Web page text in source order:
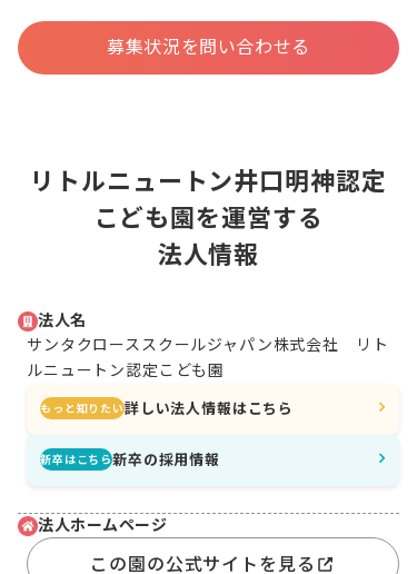
募集状況を問い合わせる
リトルニュートン井口明神認定
こども園を運営する
法人情報
法人名
サンタクローススクールジャパン株式会社 リト
ルニュートン認定こども園
もっと知りたい詳しい法人情報はこちら
新卒はこちら新卒の採用情報
法人ホームページ
この園の公式サイトを見る